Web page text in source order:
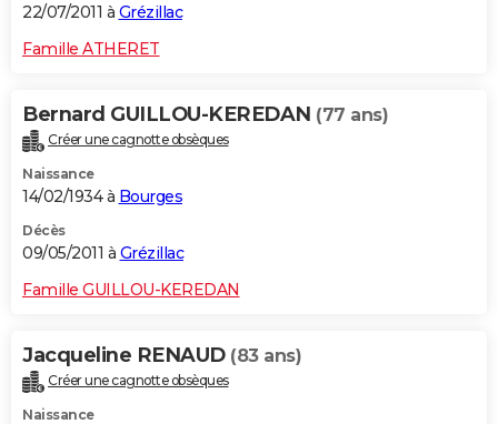
22/07/2011 à Grézillac
Famille ATHERET
Bernard GUILLOU-KEREDAN (77 ans)
Créer une cagnotte obsèques
Naissance
14/02/1934 à Bourges
Décès
09/05/2011 à Grézillac
Famille GUILLOU-KEREDAN
Jacqueline RENAUD (83 ans)
Créer une cagnotte obsèques
Naissance